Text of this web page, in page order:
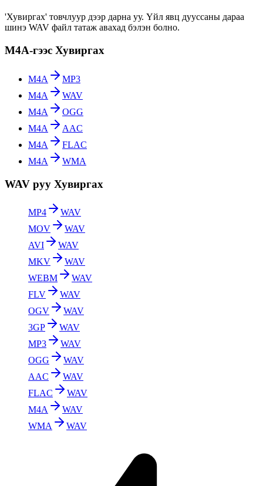
'Хувиргах' товчлуур дээр дарна уу. Үйл явц дууссаны дараа
шинэ WAV файл татаж авахад бэлэн болно.
M4A-гээс Хувиргах
M4A
MP3
M4A
WAV
M4A
OGG
M4A
AAC
M4A
FLAC
M4A
WMA
WAV руу Хувиргах
MP4
WAV
MOV
WAV
AVI
WAV
MKV
WAV
WEBM
WAV
FLV
WAV
OGV
WAV
3GP
WAV
MP3
WAV
OGG
WAV
AAC
WAV
FLAC
WAV
M4A
WAV
WMA
WAV